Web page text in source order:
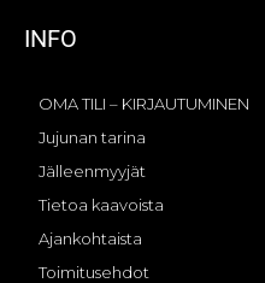
INFO
OMA TILI – KIRJAUTUMINEN
Jujunan tarina
Jälleenmyyjät
Tietoa kaavoista
Ajankohtaista
Toimitusehdot